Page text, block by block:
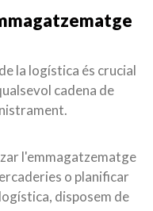
la logística és crucial
cadena de
l'emmagatzematge
o planificar
disposem de